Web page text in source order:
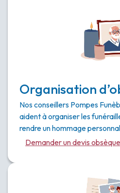
Organisation
Nos conseillers Pompes
aident à organiser les
rendre un hommage
Demander un devis